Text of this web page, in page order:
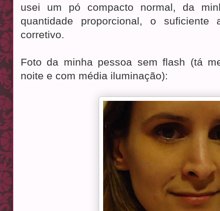
usei um pó compacto normal, da
quantidade proporcional, o suficiente
corretivo.
Foto da minha pessoa sem flash (tá
noite e com média iluminação):